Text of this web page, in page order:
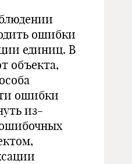
ошибки
единиц. В
объекта,
ошибки
из-